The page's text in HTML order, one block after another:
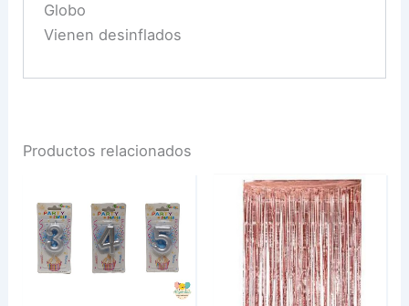
Globo
Vienen desinflados
Productos relacionados